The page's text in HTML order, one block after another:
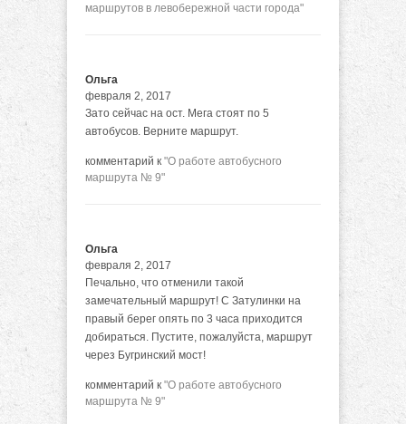
маршрутов в левобережной части города"
Ольга
февраля 2, 2017
Зато сейчас на ост. Мега стоят по 5
автобусов. Верните маршрут.
комментарий к "О работе автобусного
маршрута № 9"
Ольга
февраля 2, 2017
Печально, что отменили такой
замечательный маршрут! С Затулинки на
правый берег опять по 3 часа приходится
добираться. Пустите, пожалуйста, маршрут
через Бугринский мост!
комментарий к "О работе автобусного
маршрута № 9"